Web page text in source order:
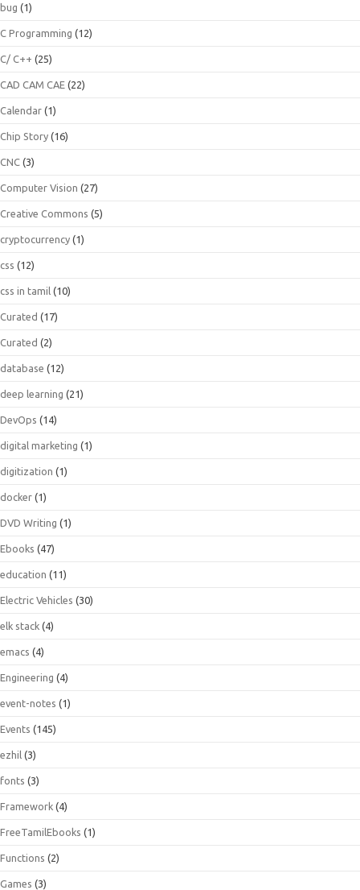
bug (1)
C Programming (12)
C/ C++ (25)
CAD CAM CAE (22)
Calendar (1)
Chip Story (16)
CNC (3)
Computer Vision (27)
Creative Commons (5)
cryptocurrency (1)
css (12)
css in tamil (10)
Curated (17)
Curated (2)
database (12)
deep learning (21)
DevOps (14)
digital marketing (1)
digitization (1)
docker (1)
DVD Writing (1)
Ebooks (47)
education (11)
Electric Vehicles (30)
elk stack (4)
emacs (4)
Engineering (4)
event-notes (1)
Events (145)
ezhil (3)
fonts (3)
Framework (4)
FreeTamilEbooks (1)
Functions (2)
Games (3)